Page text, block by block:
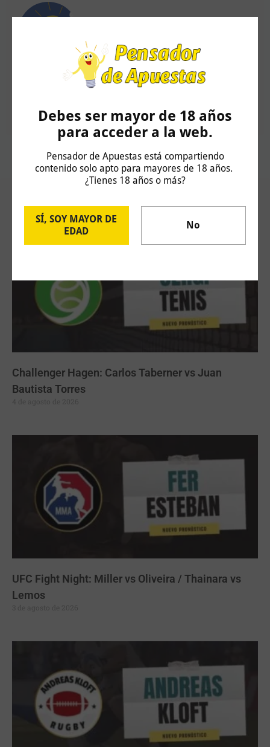
Debes ser mayor de 18 años
para acceder a la web.
Pensador de Apuestas está compartiendo
contenido solo apto para mayores de 18 años.
¿Tienes 18 años o más?
SÍ, SOY MAYOR DE
EDAD
No
Pensador de Apuestas
2000 apuestas. Colaborador de Radio Marca.
Challenger Hagen: Carlos Taberner vs Juan
Bautista Torres
UFC Fight Night: Miller vs Oliveira / Thainara vs
Lemos